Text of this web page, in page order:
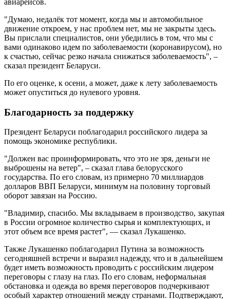
авиарейсов.
"Думаю, недалёк тот момент, когда мы и автомобильное
движение откроем, у нас проблем нет, мы не закрыты здесь.
Вы прислали специалистов, они убедились в том, что мы с
вами одинаково идем по заболеваемости (коронавирусом), но
к счастью, сейчас резко начала снижаться заболеваемость", –
сказал президент Беларуси.
По его оценке, к осени, а может, даже к лету заболеваемость
может опуститься до нулевого уровня.
Благодарность за поддержку
Президент Беларуси поблагодарил российского лидера за
помощь экономике республики.
"Должен вас проинформировать, что это не зря, деньги не
выброшены на ветер", – сказал глава белорусского
государства. По его словам, из примерно 70 миллиардов
долларов ВВП Беларуси, минимум на половину торговый
оборот завязан на Россию.
"Владимир, спасибо. Мы вкладываем в производство, закупая
в России огромное количество сырья и комплектующих, и
этот объем все время растет", — сказал Лукашенко.
Также Лукашенко поблагодарил Путина за возможность
сегодняшней встречи и выразил надежду, что и в дальнейшем
будет иметь возможность проводить с российским лидером
переговоры с глазу на глаз. По его словам, неформальная
обстановка и одежда во время переговоров подчеркивают
особый характер отношений между странами. Подтверждают,